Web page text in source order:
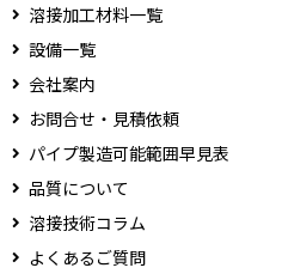
溶接加工材料一覧
設備一覧
会社案内
お問合せ・見積依頼
パイプ製造可能範囲早見表
品質について
溶接技術コラム
よくあるご質問